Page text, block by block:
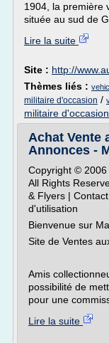
1904, la première
située au sud de
Lire la suite
Site : http://
Thèmes liés :
militaire d'occasion /
militaire d'occasion
Achat Vente
Annonces -
Copyright © 2006
All Rights
& Flyers |
d'utilisation
Bienvenue sur
Site de Ventes
Amis
possibilité de
pour une
Lire la suite